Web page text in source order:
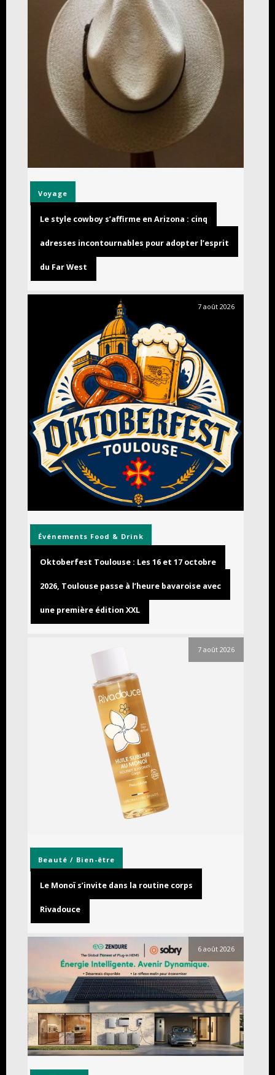
Voyage
Le style cowboy s’affirme en Arizona : cinq
adresses incontournables pour adopter l’esprit
du Far West
7 août 2026
Événements Food & Drink
Oktoberfest Toulouse : Les 16 et 17 octobre
2026, Toulouse passe à l’heure bavaroise avec
une première édition XXL
7 août 2026
Beauté / Bien-être
Le Monoï s’invite dans la routine corps
Rivadouce
6 août 2026